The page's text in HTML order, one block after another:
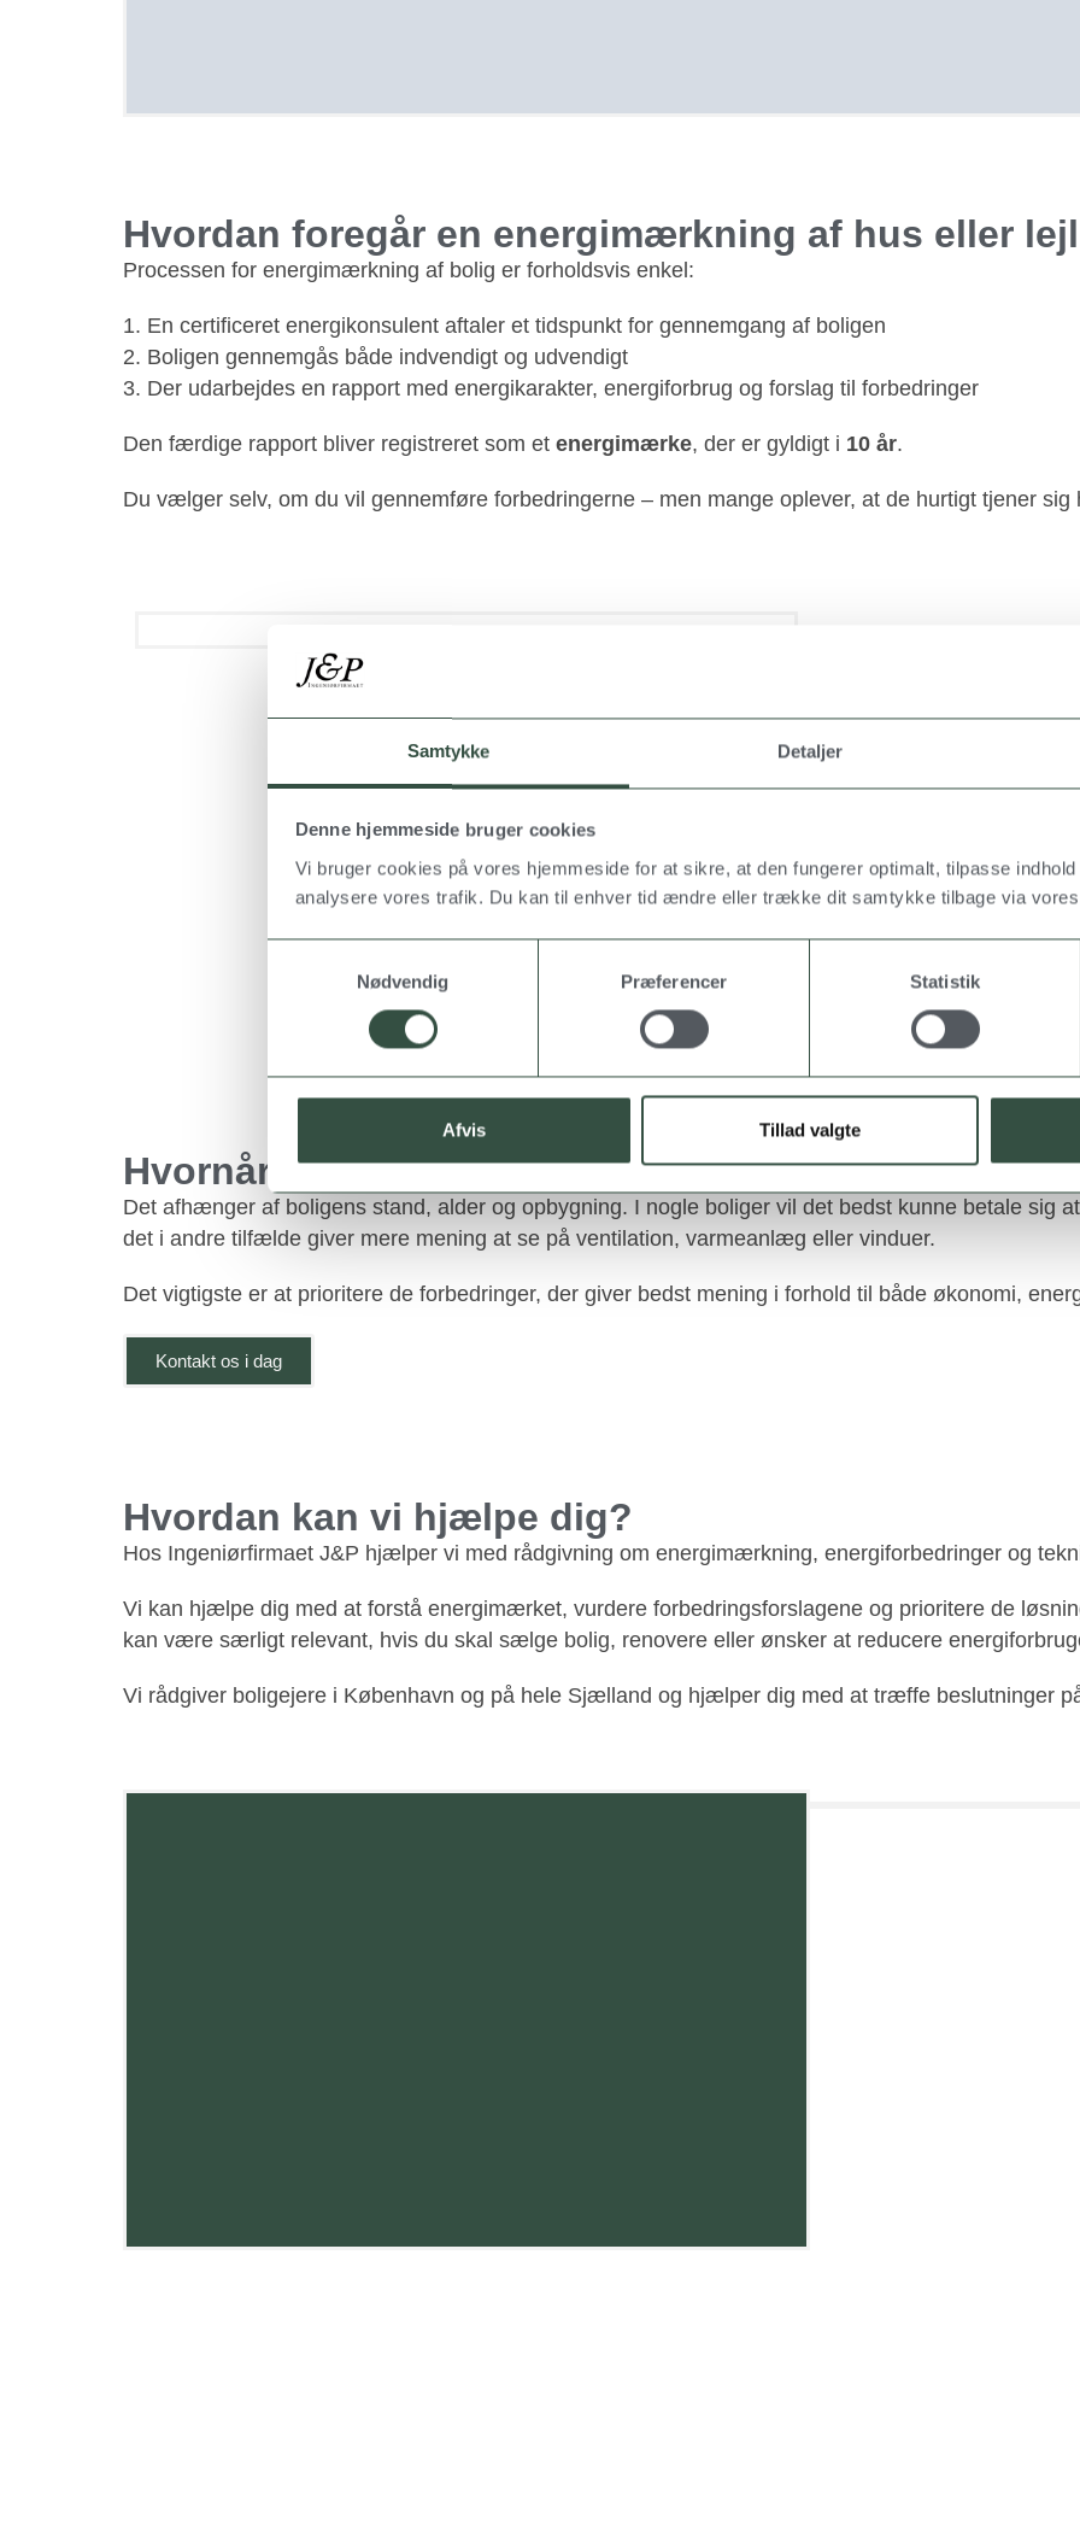
Samtykke Detaljer
Denne hjemmeside bruger cookies
Vi bruger cookies på vores hjemmeside for at sikre, at den fungerer optimalt, tilpasse
analysere vores trafik. Du kan til enhver tid ændre eller trække dit samtykke tilbage via
v
a
l
Nødvendig Præferencer Statistik
Afvis Tillad valgte
Hvordan foregår en energimærkning af hus eller
Processen for energimærkning af bolig er forholdsvis enkel:
En certificeret energikonsulent aftaler et tidspunkt for gennemgang af boligen
Boligen gennemgås både indvendigt og udvendigt
Der udarbejdes en rapport med energikarakter, energiforbrug og forslag til forbedringer
Den færdige rapport bliver registreret som et energimærke, der er gyldigt i 10 år.
Du vælger selv, om du vil gennemføre forbedringerne – men mange oplever, at de hurtigt tjener
Når der udarbejdes en
bliver der ofte peget på
udskiftning af vinduer
optimering af
Disse forbedringer kan
Hvornår giver energiforbedringer bedst mening?
Det afhænger af boligens stand, alder og opbygning. I nogle boliger vil det bedst kunne betale sig
det i andre tilfælde giver mere mening at se på ventilation, varmeanlæg eller vinduer.
Det vigtigste er at prioritere de forbedringer, der giver bedst mening i forhold til både økonomi,
Kontakt os i dag
Hvordan kan vi hjælpe dig?
Hos Ingeniørfirmaet J&P hjælper vi med rådgivning om energimærkning, energiforbedringer og
Vi kan hjælpe dig med at forstå energimærket, vurdere forbedringsforslagene og prioritere de
kan være særligt relevant, hvis du skal sælge bolig, renovere eller ønsker at reducere
Vi rådgiver boligejere i København og på hele Sjælland og hjælper dig med at træffe beslutninger